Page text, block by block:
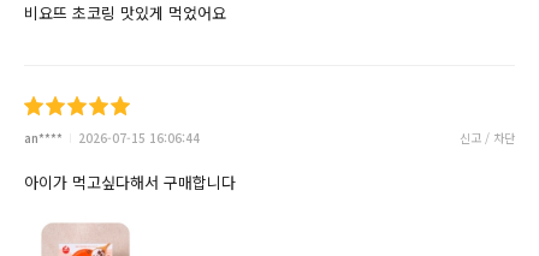
비요뜨 초코링 맛있게 먹었어요
an**** 2026-07-15 16:06:44 신고 / 차단
아이가 먹고싶다해서 구매합니다